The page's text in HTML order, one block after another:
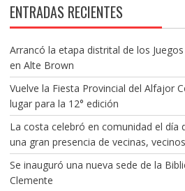
ENTRADAS RECIENTES
Arrancó la etapa distrital de los
en Alte Brown
Vuelve la Fiesta Provincial del Alfajor
lugar para la 12° edición
La costa celebró en comunidad el día
una gran presencia de vecinas,
Se inauguró una nueva sede de la
Clemente